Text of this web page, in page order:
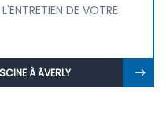
DE VOTRE
À ÃVERLY